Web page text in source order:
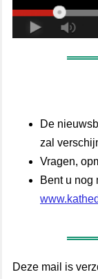
De
zal
Vragen,
Bent u nog
Deze mail is